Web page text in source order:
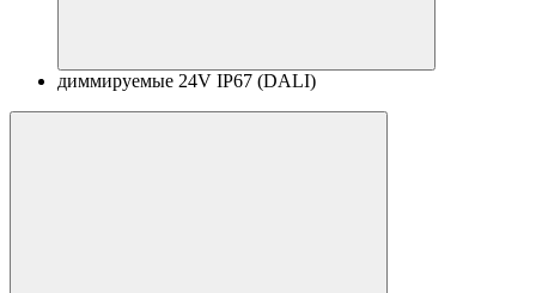
диммируемые 24V IP67 (DALI)